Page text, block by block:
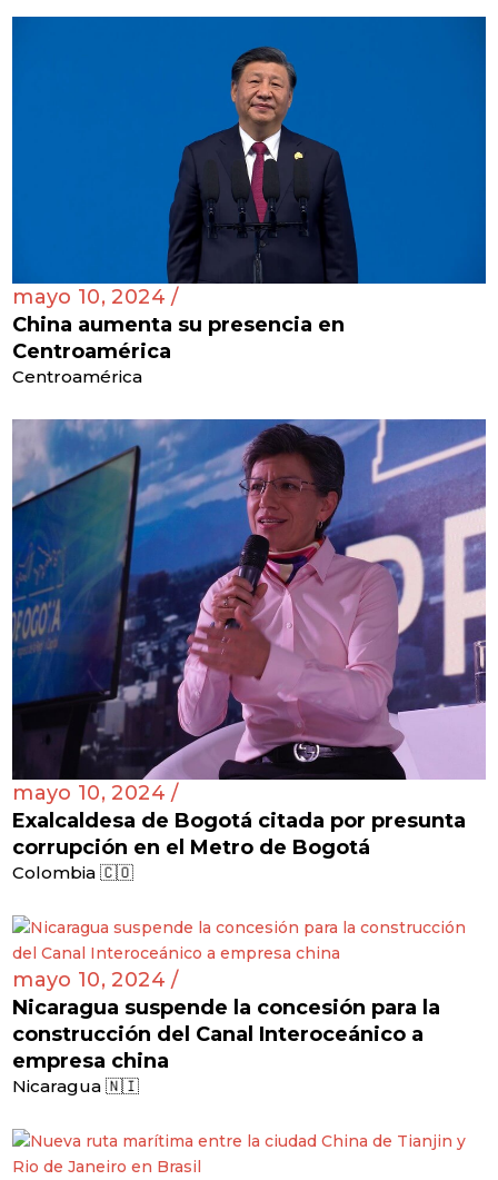
mayo 10, 2024 /
China aumenta su presencia en
Centroamérica
Centroamérica
mayo 10, 2024 /
Exalcaldesa de Bogotá citada por presunta
corrupción en el Metro de Bogotá
Colombia 🇨🇴
mayo 10, 2024 /
Nicaragua suspende la concesión para la
construcción del Canal Interoceánico a
empresa china
Nicaragua 🇳🇮